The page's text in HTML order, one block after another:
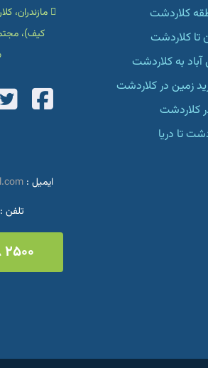
کلاردشت
تا کلاردشت
به کلاردشت
زمین در کلاردشت
کلاردشت
تا دریا
مازندران،
کیف)،
ایمیل :
تلفن :
۲۵۰۰ ۳۶۸ ۰۹۱۱